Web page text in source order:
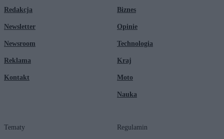
Redakcja
Newsletter
Newsroom
Reklama
Kontakt
Biznes
Opinie
Technologia
Kraj
Moto
Nauka
Tematy Regulamin